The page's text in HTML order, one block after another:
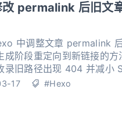
permalink 后旧文
中调整文章 permalink
成阶段重定向到新链接的方
录旧路径出现 404 并减小
17 #Hexo